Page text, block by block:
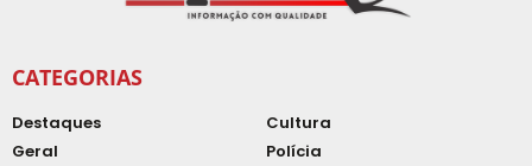
CATEGORIAS
Destaques
Geral
Cultura
Polícia